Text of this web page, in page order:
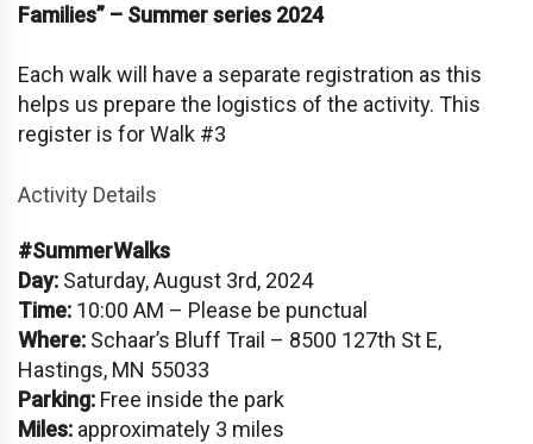
Families” – Summer series 2024
Each walk will have a separate registration as this
helps us prepare the logistics of the activity. This
register is for Walk #3
Activity Details
#SummerWalks
Day: Saturday, August 3rd, 2024
Time: 10:00 AM – Please be punctual
Where: Schaar’s Bluff Trail – 8500 127th St E,
Hastings, MN 55033
Parking: Free inside the park
Miles: approximately 3 miles